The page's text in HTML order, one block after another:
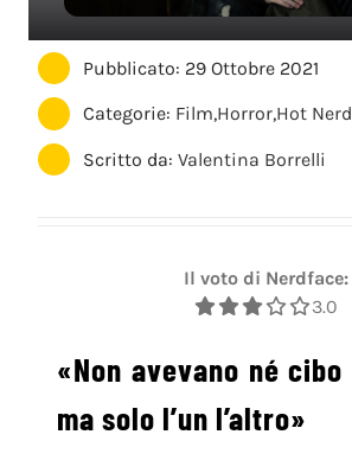
Pubblicato: 29 Ottobre 2021
Categorie: Film,Horror,Hot Nerd
Scritto da:Valentina Borrelli
Il voto di Nerdface:
3.0
«Non avevano né
ma solo l’un l’altro»